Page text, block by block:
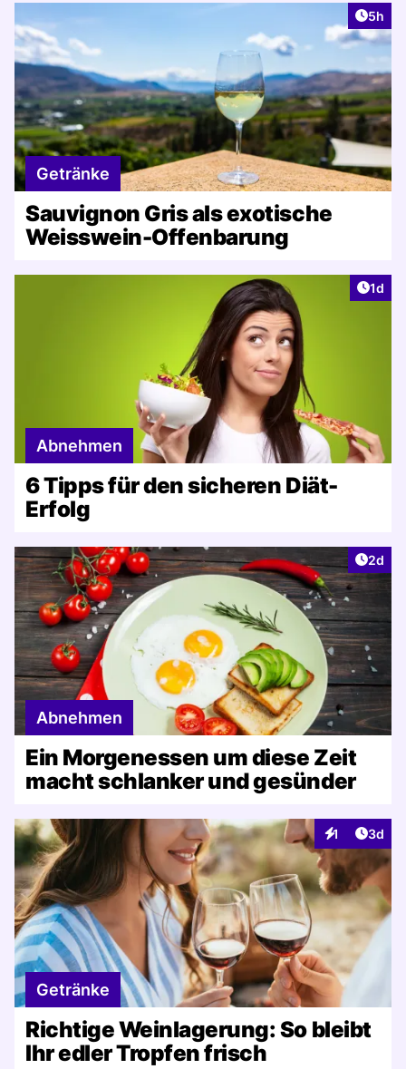
5h
Getränke
Sauvignon Gris als exotische
Weisswein-Offenbarung
1d
Abnehmen
6 Tipps für den sicheren Diät-
Erfolg
2d
Abnehmen
Ein Morgenessen um diese Zeit
macht schlanker und gesünder
1
Interaktionen
3d
Getränke
Richtige Weinlagerung: So bleibt
Ihr edler Tropfen frisch